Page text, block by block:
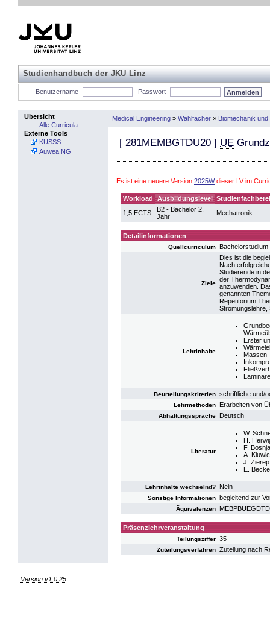
Studienhandbuch der JKU Linz
Benutzername Passwort
Übersicht
Alle Curricula
Externe Tools
KUSSS
Auwea NG
Medical Engineering » Wahlfächer » Biomechanik und
[ 281MEMBGTDU20 ] UE
Es ist eine neuere Version 2025Wdieser LV im
Workload Ausbildungslevel
1,5 ECTS
B2 - Bachelor 2.
Jahr
Mechatronik
Detailinformationen
Quellcurriculum
Ziele
Dies ist die
Nach
Studierende in
der
anzuwenden.
genannten
Repetitorium
Strömungslehre,
Lehrinhalte
Erster
Beurteilungskriterien schriftliche und/
Lehrmethoden Erarbeiten von
Abhaltungssprache Deutsch
Literatur
W.
H.
F.
A.
J.
E.
Lehrinhalte wechselnd? Nein
Sonstige Informationen begleitend zur
Äquivalenzen
Präsenzlehrveranstaltung
Teilungsziffer 35
Zuteilungsverfahren Zuteilung nach
Version v1.0.25